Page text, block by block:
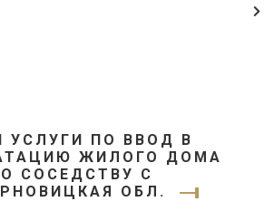
УСЛУГИ ПО ВВОД В
ЖИЛОГО ДОМА
СОСЕДСТВУ С
ОБЛ.